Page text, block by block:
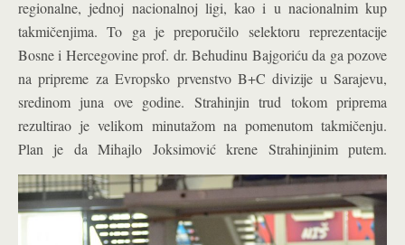
regionalne, jednoj nacionalnoj ligi, kao i u nacionalnim kup
takmičenjima. To ga je preporučilo selektoru reprezentacije
Bosne i Hercegovine prof. dr. Behudinu Bajgoriću da ga pozove
na pripreme za Evropsko prvenstvo B+C divizije u Sarajevu,
sredinom juna ove godine. Strahinjin trud tokom priprema
rezultirao je velikom minutažom na pomenutom takmičenju.
Plan je da Mihajlo Joksimović krene Strahinjinim putem.